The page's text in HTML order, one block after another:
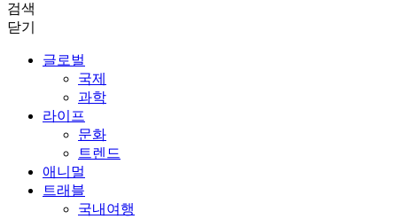
검색
닫기
글로벌
국제
과학
라이프
문화
트렌드
애니멀
트래블
국내여행